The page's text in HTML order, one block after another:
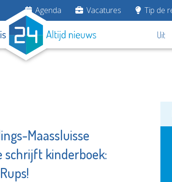
Agenda Vacatures Tip de
Uit
Maassluisse
schrijft kinderboek:
Fonds Schiedam